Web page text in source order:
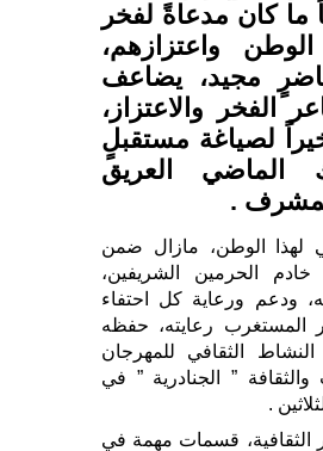
ما كان مدعاةً لفخر
الوطن واعتزازهم،
مجيد، يضاعف
الفخر والاعتزاز،
لصياغة مستقبلٍ
الماضي العريق
.
لهذا الوطن، مازال ضمن
خادم الحرمين الشريفين،
ودعم ورعاية كل احتفاء
المستغرب رعايته، حفظه
النشاط الثقافي للمهرجان
والثقافة ” الجنادرية ” في
.
الثقافية، قسمات مهمة في